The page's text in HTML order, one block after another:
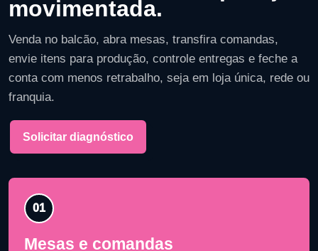
movimentada.
Venda no balcão, abra mesas, transfira comandas,
envie itens para produção, controle entregas e feche a
conta com menos retrabalho, seja em loja única, rede ou
franquia.
Solicitar diagnóstico
01
Mesas e comandas